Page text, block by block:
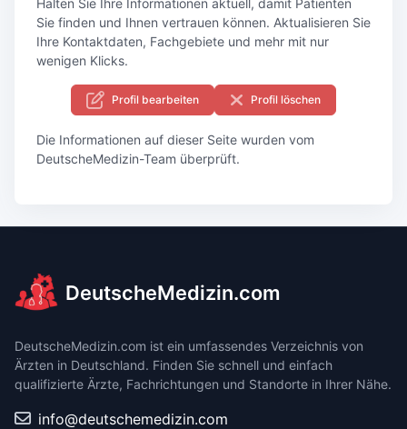
Halten Sie Ihre Informationen aktuell, damit Patienten
Sie finden und Ihnen vertrauen können. Aktualisieren Sie
Ihre Kontaktdaten, Fachgebiete und mehr mit nur
wenigen Klicks.
Profil bearbeiten Profil löschen
Die Informationen auf dieser Seite wurden vom
DeutscheMedizin-Team überprüft.
DeutscheMedizin.com
DeutscheMedizin.com ist ein umfassendes Verzeichnis von
Ärzten in Deutschland. Finden Sie schnell und einfach
qualifizierte Ärzte, Fachrichtungen und Standorte in Ihrer Nähe.
info@deutschemedizin.com